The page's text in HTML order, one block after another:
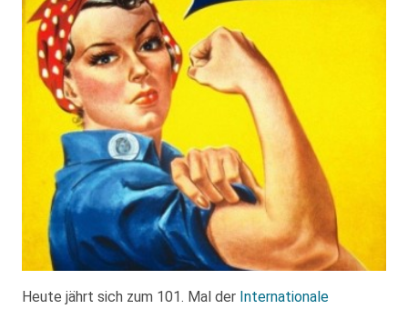
Heute jährt sich zum 101. Mal der Internationale